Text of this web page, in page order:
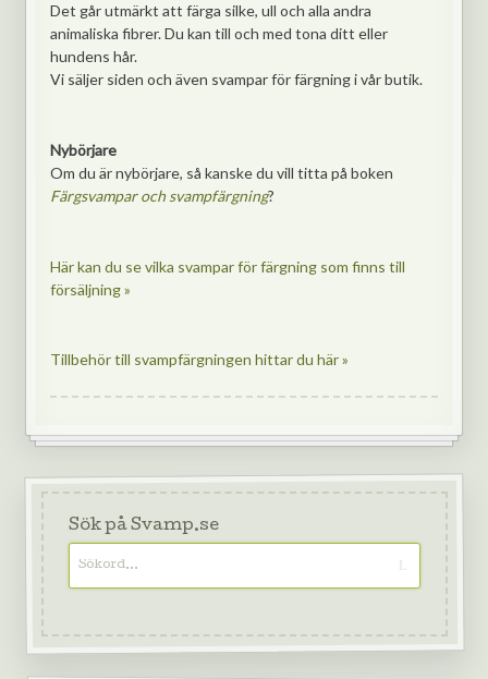
Det går utmärkt att färga silke, ull och alla andra
animaliska fibrer. Du kan till och med tona ditt eller
hundens hår.
Vi säljer siden och även svampar för färgning i vår butik.
Nybörjare
Om du är nybörjare, så kanske du vill titta på boken
Färgsvampar och svampfärgning?
Här kan du se vilka svampar för färgning som finns till
försäljning »
Tillbehör till svampfärgningen hittar du här »
Sök på Svamp.se